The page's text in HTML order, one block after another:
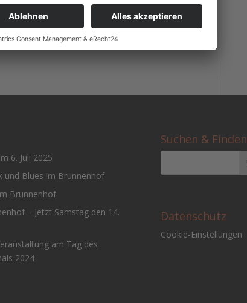
11. September 2022 Der Fachbereich
Tag zu Kulturspuren in Mönchengladbach.
6. Juli 2025
und Blues im Brunnenhof
Brunnenhof
– Jetzt Samstag den 14.
am Tag des
2024
Suchen & Finden
Datenschutz
Cookie-Einstellungen